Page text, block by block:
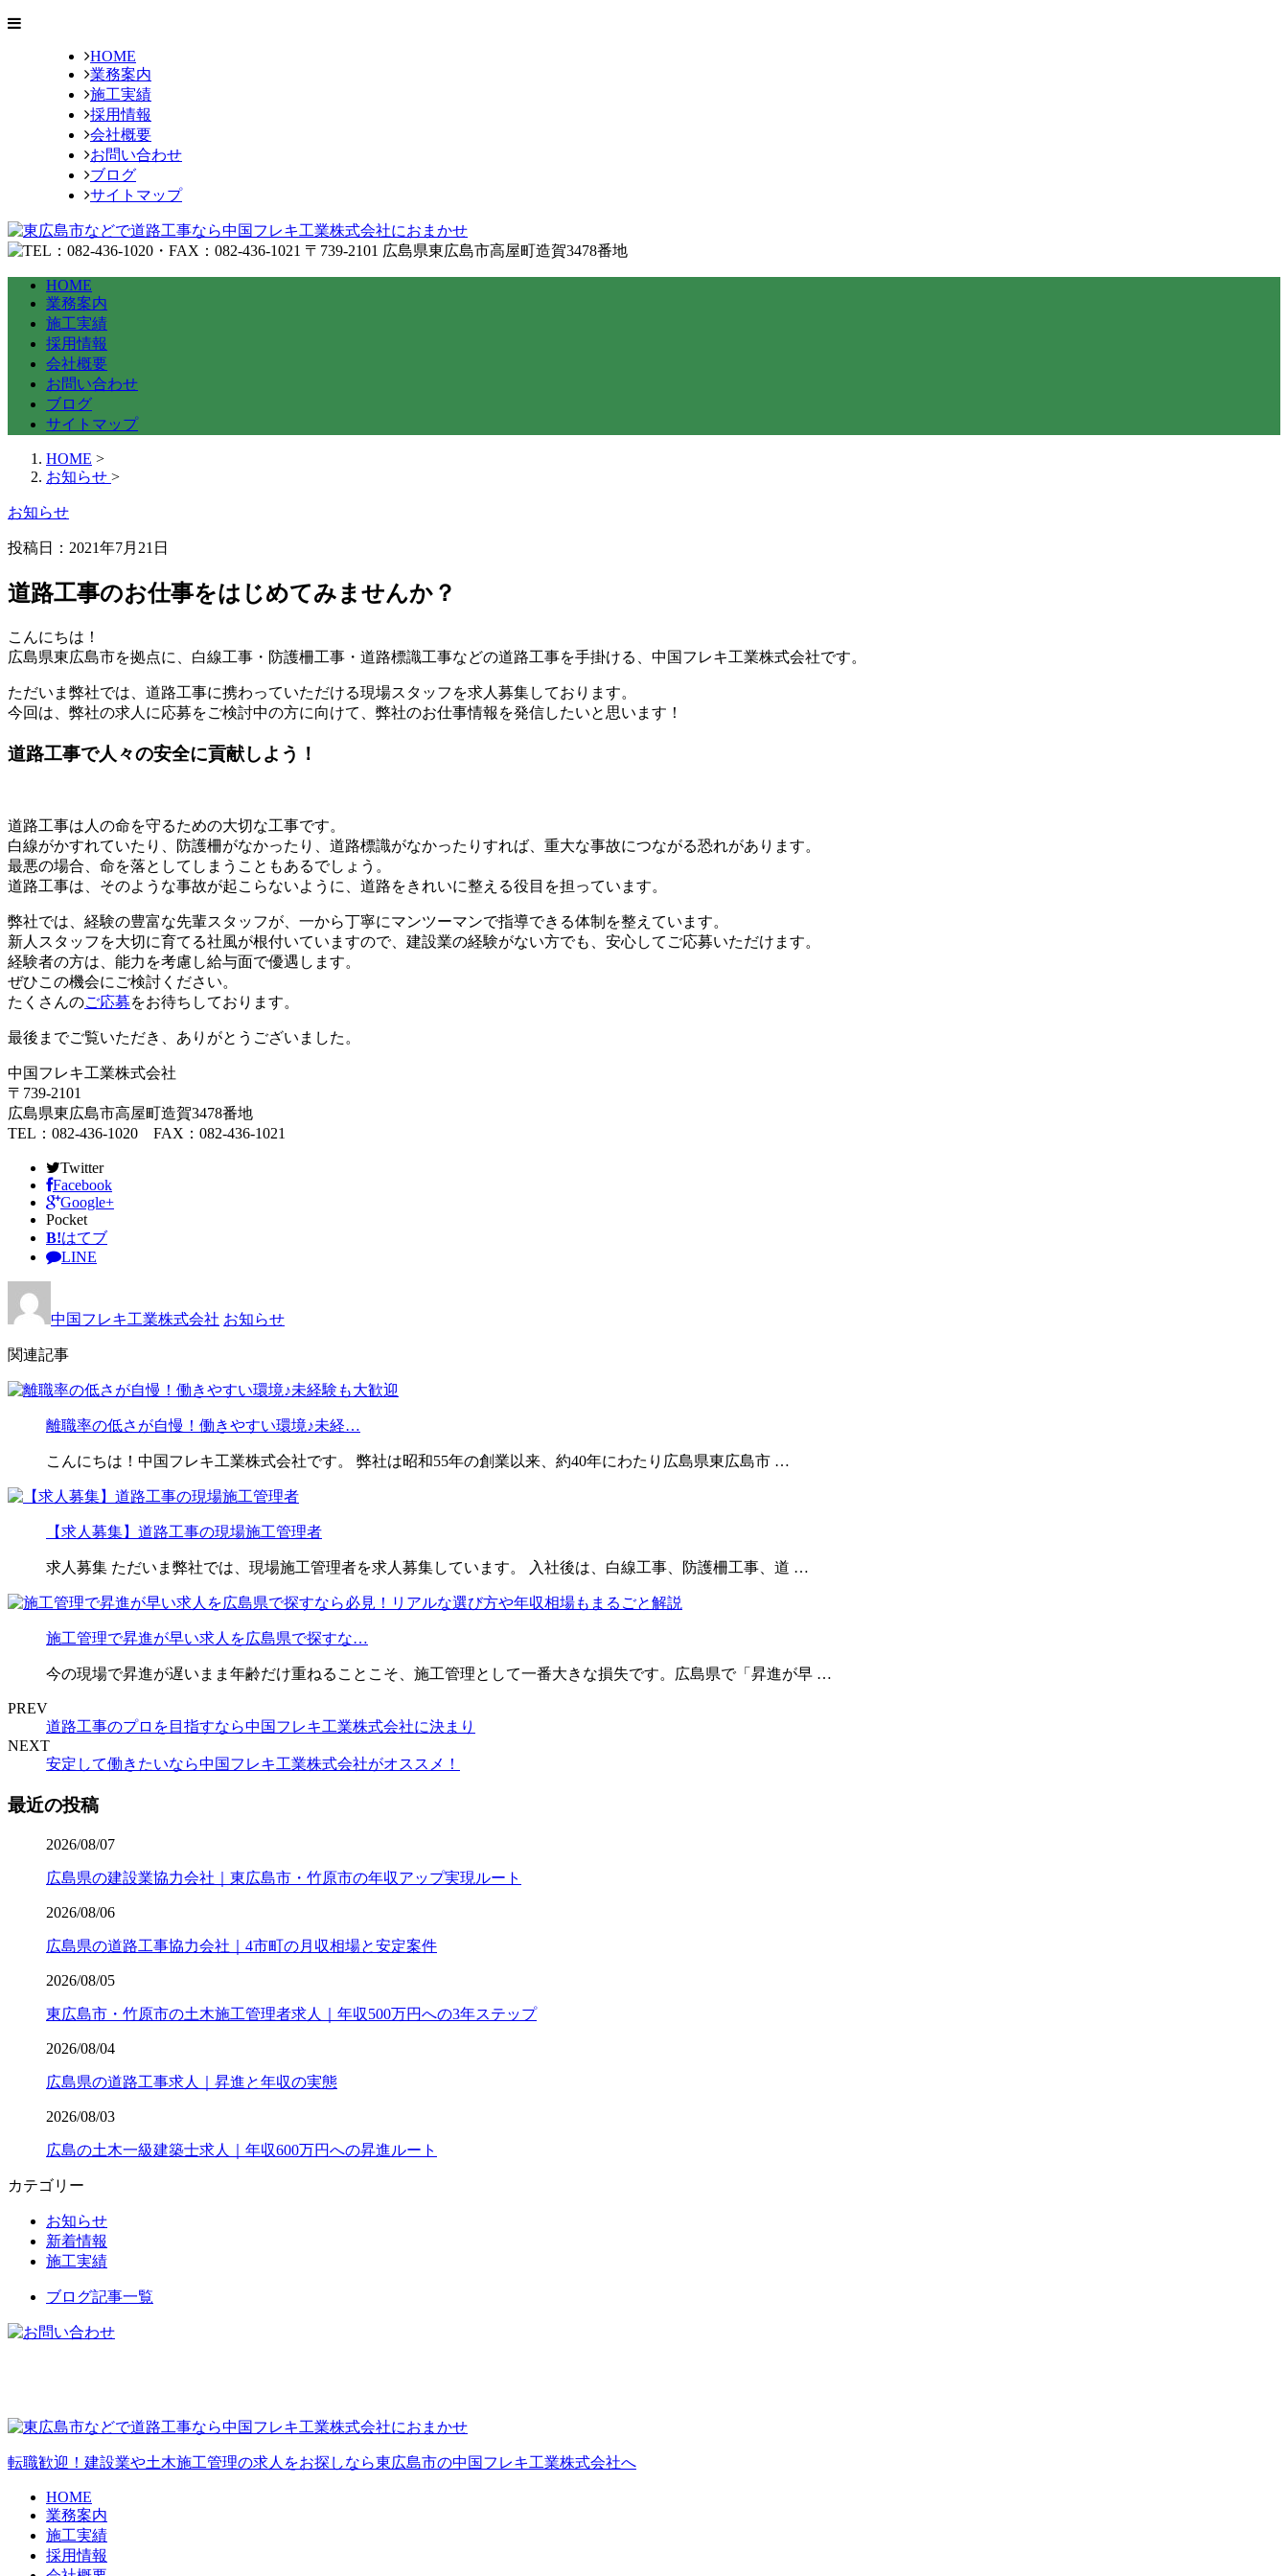
HOME
業務案内
施工実績
採用情報
会社概要
お問い合わせ
ブログ
サイトマップ
HOME
業務案内
施工実績
採用情報
会社概要
お問い合わせ
ブログ
サイトマップ
HOME >
お知らせ >
お知らせ
投稿日：2021年7月21日
道路工事のお仕事をはじめてみませんか？
こんにちは！
広島県東広島市を拠点に、白線工事・防護柵工事・道路標識工事などの道路工事を手掛ける、中国フレキ工業株式会社です。
ただいま弊社では、道路工事に携わっていただける現場スタッフを求人募集しております。
今回は、弊社の求人に応募をご検討中の方に向けて、弊社のお仕事情報を発信したいと思います！
道路工事で人々の安全に貢献しよう！
道路工事は人の命を守るための大切な工事です。
白線がかすれていたり、防護柵がなかったり、道路標識がなかったりすれば、重大な事故につながる恐れがあります。
最悪の場合、命を落としてしまうこともあるでしょう。
道路工事は、そのような事故が起こらないように、道路をきれいに整える役目を担っています。
弊社では、経験の豊富な先輩スタッフが、一から丁寧にマンツーマンで指導できる体制を整えています。
新人スタッフを大切に育てる社風が根付いていますので、建設業の経験がない方でも、安心してご応募いただけます。
経験者の方は、能力を考慮し給与面で優遇します。
ぜひこの機会にご検討ください。
たくさんのご応募をお待ちしております。
最後までご覧いただき、ありがとうございました。
中国フレキ工業株式会社
〒739-2101
広島県東広島市高屋町造賀3478番地
TEL：082-436-1020 FAX：082-436-1021
Twitter
Facebook
Google+
Pocket
B!はてブ
LINE
中国フレキ工業株式会社 お知らせ
関連記事
離職率の低さが自慢！働きやすい環境♪未経…
こんにちは！中国フレキ工業株式会社です。 弊社は昭和55年の創業以来、約40年にわたり広島県東広島市 …
【求人募集】道路工事の現場施工管理者
求人募集 ただいま弊社では、現場施工管理者を求人募集しています。 入社後は、白線工事、防護柵工事、道 …
施工管理で昇進が早い求人を広島県で探すな…
今の現場で昇進が遅いまま年齢だけ重ねることこそ、施工管理として一番大きな損失です。広島県で「昇進が早 …
PREV
道路工事のプロを目指すなら中国フレキ工業株式会社に決まり
NEXT
安定して働きたいなら中国フレキ工業株式会社がオススメ！
最近の投稿
2026/08/07
広島県の建設業協力会社｜東広島市・竹原市の年収アップ実現ルート
2026/08/06
広島県の道路工事協力会社｜4市町の月収相場と安定案件
2026/08/05
東広島市・竹原市の土木施工管理者求人｜年収500万円への3年ステップ
2026/08/04
広島県の道路工事求人｜昇進と年収の実態
2026/08/03
広島の土木一級建築士求人｜年収600万円への昇進ルート
カテゴリー
お知らせ
新着情報
施工実績
ブログ記事一覧
転職歓迎！建設業や土木施工管理の求人をお探しなら東広島市の中国フレキ工業株式会社へ
HOME
業務案内
施工実績
採用情報